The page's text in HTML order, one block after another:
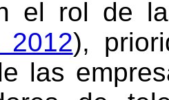
el rol de
2012),
las